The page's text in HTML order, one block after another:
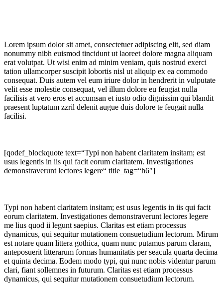
Lorem ipsum dolor sit amet, consectetuer adipiscing elit, sed diam
nonummy nibh euismod tincidunt ut laoreet dolore magna aliquam
erat volutpat. Ut wisi enim ad minim veniam, quis nostrud exerci
tation ullamcorper suscipit lobortis nisl ut aliquip ex ea commodo
consequat. Duis autem vel eum iriure dolor in hendrerit in vulputate
velit esse molestie consequat, vel illum dolore eu feugiat nulla
facilisis at vero eros et accumsan et iusto odio dignissim qui blandit
praesent luptatum zzril delenit augue duis dolore te feugait nulla
facilisi.
[qodef_blockquote text=“Typi non habent claritatem insitam; est
usus legentis in iis qui facit eorum claritatem. Investigationes
demonstraverunt lectores legere“ title_tag=“h6″]
Typi non habent claritatem insitam; est usus legentis in iis qui facit
eorum claritatem. Investigationes demonstraverunt lectores legere
me lius quod ii legunt saepius. Claritas est etiam processus
dynamicus, qui sequitur mutationem consuetudium lectorum. Mirum
est notare quam littera gothica, quam nunc putamus parum claram,
anteposuerit litterarum formas humanitatis per seacula quarta decima
et quinta decima. Eodem modo typi, qui nunc nobis videntur parum
clari, fiant sollemnes in futurum. Claritas est etiam processus
dynamicus, qui sequitur mutationem consuetudium lectorum.